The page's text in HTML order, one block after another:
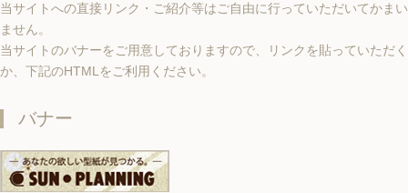
当サイトへの直接リンク・ご紹介等はご自由に行っていただいてかまい
ません。
当サイトのバナーをご用意しておりますので、リンクを貼っていただく
か、下記のHTMLをご利用ください。
バナー